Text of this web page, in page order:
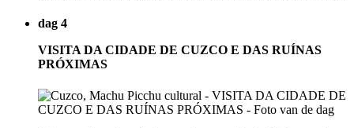
dag 4
VISITA DA CIDADE DE CUZCO E DAS RUÍNAS
PRÓXIMAS